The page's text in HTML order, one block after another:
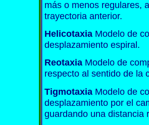
más o menos regulares,
trayectoria anterior.
Helicotaxia Modelo de
desplazamiento espiral.
Reotaxia Modelo de
respecto al sentido de la
Tigmotaxia Modelo de
desplazamiento por el
guardando una distancia